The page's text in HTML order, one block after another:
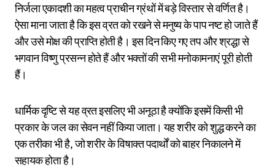
निर्जला एकादशी का महत्व प्राचीन ग्रंथों में बड़े विस्तार से वर्णित है।
ऐसा माना जाता है कि इस व्रत को रखने से मनुष्य के पाप नष्ट हो जाते हैं
और उसे मोक्ष की प्राप्ति होती है। इस दिन किए गए तप और श्रद्धा से
भगवान विष्णु प्रसन्न होते हैं और भक्तों की सभी मनोकामनाएं पूरी होती
हैं।
धार्मिक दृष्टि से यह व्रत इसलिए भी अनूठा है क्योंकि इसमें किसी भी
प्रकार के जल का सेवन नहीं किया जाता। यह शरीर को शुद्ध करने का
एक तरीका भी है, जो शरीर के विषाक्त पदार्थों को बाहर निकालने में
सहायक होता है।